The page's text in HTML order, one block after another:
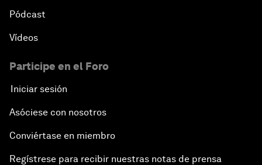
Pódcast
Vídeos
Participe en el Foro
Iniciar sesión
Asóciese con nosotros
Conviértase en miembro
Regístrese para recibir nuestras notas de prensa